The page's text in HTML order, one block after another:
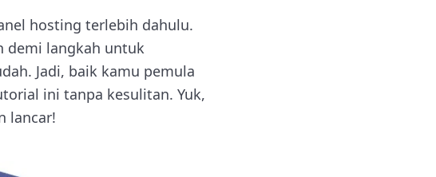
hosting terlebih dahulu.
demi langkah untuk
Jadi, baik kamu pemula
ini tanpa kesulitan. Yuk,
lancar!